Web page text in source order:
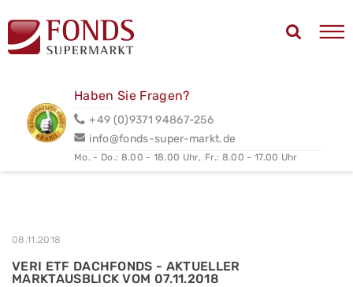
Haben Sie Fragen?
+49 (0)9371 94867-256
info@fonds-super-markt.de
Mo. - Do.: 8.00 - 18.00 Uhr, Fr.: 8.00 - 17.00 Uhr
08.11.2018
VERI ETF DACHFONDS - AKTUELLER
MARKTAUSBLICK VOM 07.11.2018